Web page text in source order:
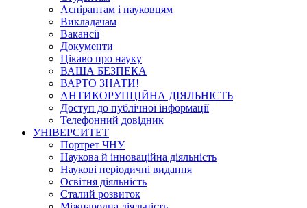
Аспірантам і науковцям
Викладачам
Вакансії
Документи
Цікаво про науку
ВАША БЕЗПЕКА
ВАРТО ЗНАТИ!
АНТИКОРУПЦІЙНА ДІЯЛЬНІСТЬ
Доступ до публічної інформації
Телефонний довідник
УНІВЕРСИТЕТ
Портрет ЧНУ
Наукова й інноваційна діяльність
Наукові періодичні видання
Освітня діяльність
Сталий розвиток